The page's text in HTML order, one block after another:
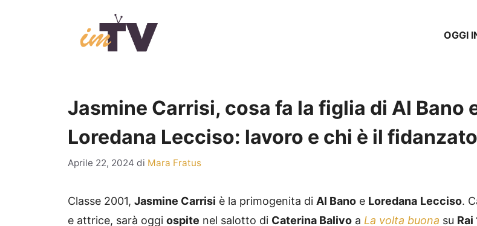
OGGI
Jasmine Carrisi, cosa fa la figlia di Al Bano
Loredana Lecciso: lavoro e chi è il fidanzato
Aprile 22, 2024 di Mara Fratus
Classe 2001, Jasmine Carrisi è la primogenita di Al Bano e Loredana Lecciso.
e attrice, sarà oggi ospite nel salotto di Caterina Balivo a La volta buona su Rai